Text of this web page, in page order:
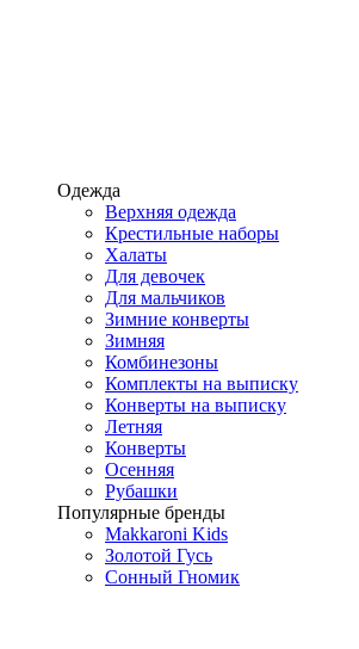
Одежда
Верхняя одежда
Крестильные наборы
Халаты
Для девочек
Для мальчиков
Зимние конверты
Зимняя
Комбинезоны
Комплекты на выписку
Конверты на выписку
Летняя
Конверты
Осенняя
Рубашки
Популярные бренды
Makkaroni Kids
Золотой Гусь
Сонный Гномик